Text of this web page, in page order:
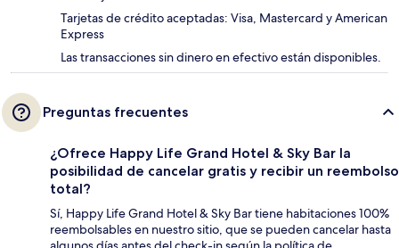
Tarjetas de crédito aceptadas: Visa, Mastercard y American
Express
Las transacciones sin dinero en efectivo están disponibles.
Preguntas frecuentes
¿Ofrece Happy Life Grand Hotel & Sky Bar la
posibilidad de cancelar gratis y recibir un reembolso
total?
Sí, Happy Life Grand Hotel & Sky Bar tiene habitaciones 100%
reembolsables en nuestro sitio, que se pueden cancelar hasta